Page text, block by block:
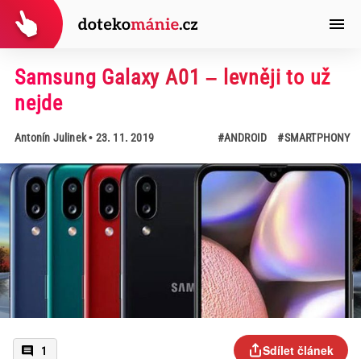
Samsung Galaxy A01 – levněji to už
nejde
Antonín Julinek• 23. 11. 2019 #ANDROID #SMARTPHONY
1 Sdílet článek